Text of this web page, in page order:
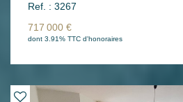
bénéficie d'un emplacement
offrant un cadre de vie élégant,
l'entrée, vous serez séduit par ses
sa luminosité traversante. Le
deux terrasses sans vis-à-vis
comprend également cinq
Ref. : 3267
717 000 €
dont 3.91% TTC d'honoraires